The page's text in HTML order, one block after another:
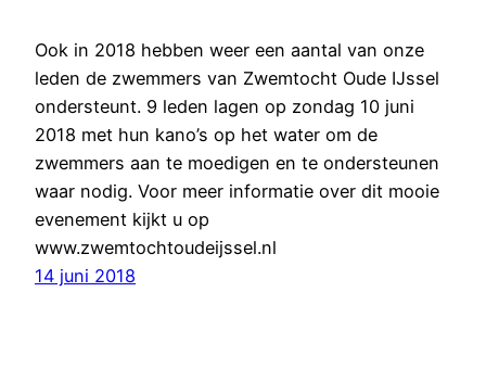
Ook in 2018 hebben weer een aantal van onze
leden de zwemmers van Zwemtocht Oude IJssel
ondersteunt. 9 leden lagen op zondag 10 juni
2018 met hun kano’s op het water om de
zwemmers aan te moedigen en te ondersteunen
waar nodig. Voor meer informatie over dit mooie
evenement kijkt u op
www.zwemtochtoudeijssel.nl
14 juni 2018